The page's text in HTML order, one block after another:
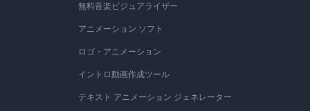
無料音楽ビジュアライザー
アニメーション ソフト
ロゴ・アニメーション
イントロ動画作成ツール
テキスト アニメーション ジェネレーター